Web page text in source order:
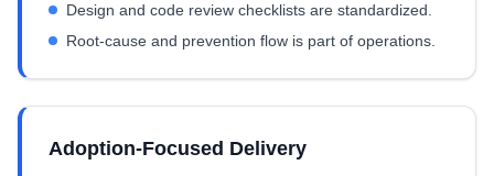
Design and code review checklists are standardized.
Root-cause and prevention flow is part of operations.
Adoption-Focused Delivery